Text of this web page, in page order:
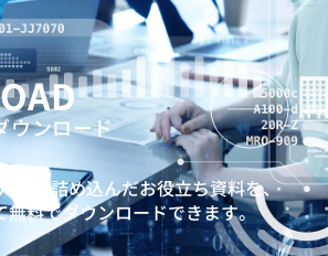
ウンロード
ウを詰め込んだお役立ち資料を、
無料でダウンロードできます。